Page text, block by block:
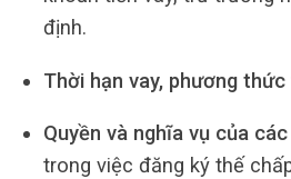
định.
Thời hạn vay, phương
Quyền và nghĩa vụ của các
trong việc đăng ký thế